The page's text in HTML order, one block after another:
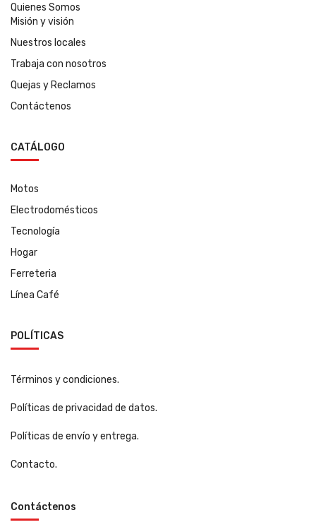
Quienes Somos
Misión y visión
Nuestros locales
Trabaja con nosotros
Quejas y Reclamos
Contáctenos
CATÁLOGO
Motos
Electrodomésticos
Tecnología
Hogar
Ferreteria
Línea Café
POLÍTICAS
Términos y condiciones.
Políticas de privacidad de datos.
Políticas de envío y entrega.
Contacto.
Contáctenos